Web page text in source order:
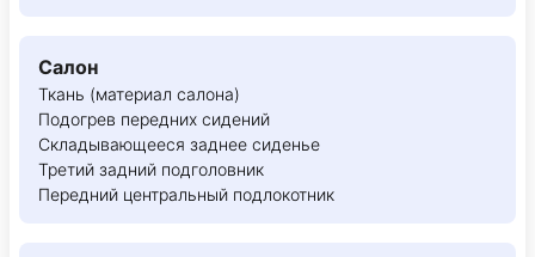
Салон
Ткань (материал салона)
Подогрев передних сидений
Складывающееся заднее сиденье
Третий задний подголовник
Передний центральный подлокотник